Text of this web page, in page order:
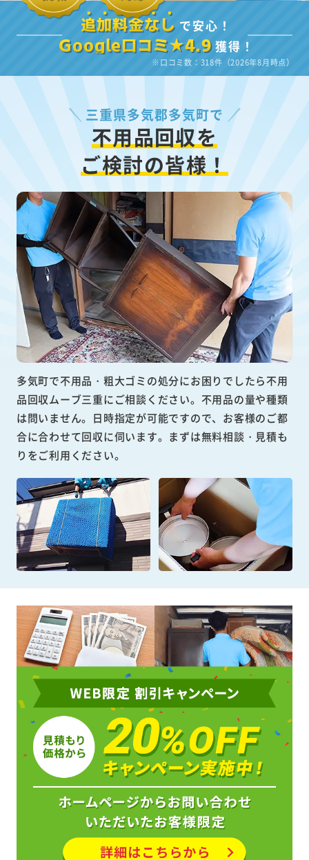
追加料金なし で安心！
Google口コミ★4.9 獲得！
※口コミ数：318件（2026年8月時点）
三重県多気郡多気町で
不用品回収を
ご検討の皆様！
多気町で不用品・粗大ゴミの処分にお困りでしたら不用
品回収ムーブ三重にご相談ください。不用品の量や種類
は問いません。日時指定が可能ですので、お客様のご都
合に合わせて回収に伺います。まずは無料相談・見積も
りをご利用ください。